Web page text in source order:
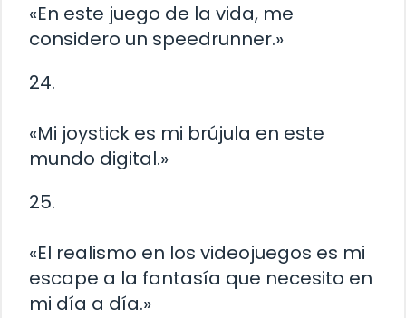
«En este juego de la vida, me
considero un speedrunner.»
24.
«Mi joystick es mi brújula en este
mundo digital.»
25.
«El realismo en los videojuegos es mi
escape a la fantasía que necesito en
mi día a día.»